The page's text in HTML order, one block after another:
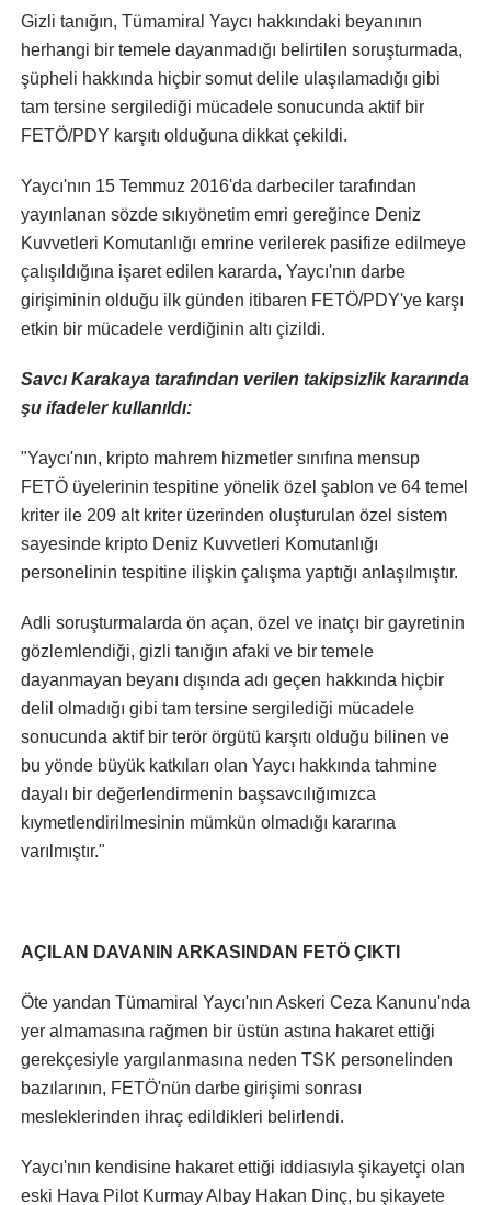
Gizli tanığın, Tümamiral Yaycı hakkındaki beyanının
herhangi bir temele dayanmadığı belirtilen soruşturmada,
şüpheli hakkında hiçbir somut delile ulaşılamadığı gibi
tam tersine sergilediği mücadele sonucunda aktif bir
FETÖ/PDY karşıtı olduğuna dikkat çekildi.
Yaycı'nın 15 Temmuz 2016'da darbeciler tarafından
yayınlanan sözde sıkıyönetim emri gereğince Deniz
Kuvvetleri Komutanlığı emrine verilerek pasifize edilmeye
çalışıldığına işaret edilen kararda, Yaycı'nın darbe
girişiminin olduğu ilk günden itibaren FETÖ/PDY'ye karşı
etkin bir mücadele verdiğinin altı çizildi.
Savcı Karakaya tarafından verilen takipsizlik kararında
şu ifadeler kullanıldı:
"Yaycı'nın, kripto mahrem hizmetler sınıfına mensup
FETÖ üyelerinin tespitine yönelik özel şablon ve 64 temel
kriter ile 209 alt kriter üzerinden oluşturulan özel sistem
sayesinde kripto Deniz Kuvvetleri Komutanlığı
personelinin tespitine ilişkin çalışma yaptığı anlaşılmıştır.
Adli soruşturmalarda ön açan, özel ve inatçı bir gayretinin
gözlemlendiği, gizli tanığın afaki ve bir temele
dayanmayan beyanı dışında adı geçen hakkında hiçbir
delil olmadığı gibi tam tersine sergilediği mücadele
sonucunda aktif bir terör örgütü karşıtı olduğu bilinen ve
bu yönde büyük katkıları olan Yaycı hakkında tahmine
dayalı bir değerlendirmenin başsavcılığımızca
kıymetlendirilmesinin mümkün olmadığı kararına
varılmıştır."
AÇILAN DAVANIN ARKASINDAN FETÖ ÇIKTI
Öte yandan Tümamiral Yaycı'nın Askeri Ceza Kanunu'nda
yer almamasına rağmen bir üstün astına hakaret ettiği
gerekçesiyle yargılanmasına neden TSK personelinden
bazılarının, FETÖ'nün darbe girişimi sonrası
mesleklerinden ihraç edildikleri belirlendi.
Yaycı'nın kendisine hakaret ettiği iddiasıyla şikayetçi olan
eski Hava Pilot Kurmay Albay Hakan Dinç, bu şikayete